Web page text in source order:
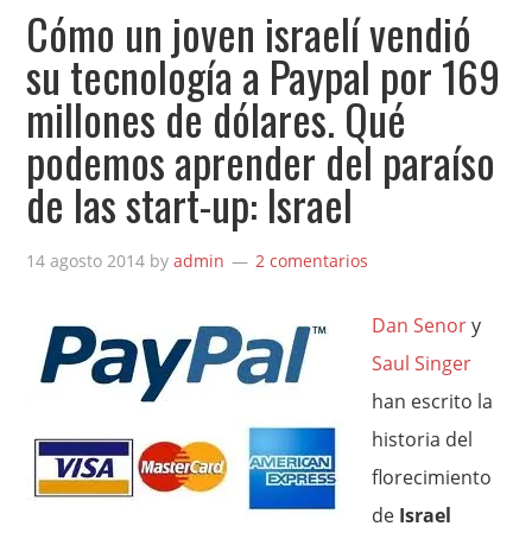
Cómo un joven israelí vendió
su tecnología a Paypal por 169
millones de dólares. Qué
podemos aprender del paraíso
de las start-up: Israel
14 agosto 2014 byadmin 2 comentarios
Dan Senory
Saul Singer
han escrito la
historia del
florecimiento
de Israel